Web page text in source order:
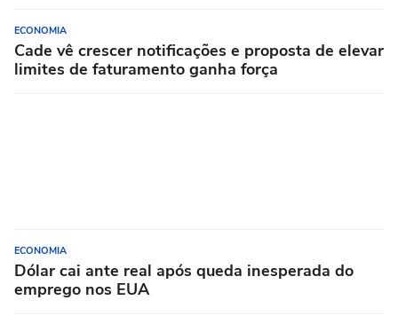
ECONOMIA
Cade vê crescer notificações e proposta de elevar
limites de faturamento ganha força
ECONOMIA
Dólar cai ante real após queda inesperada do
emprego nos EUA